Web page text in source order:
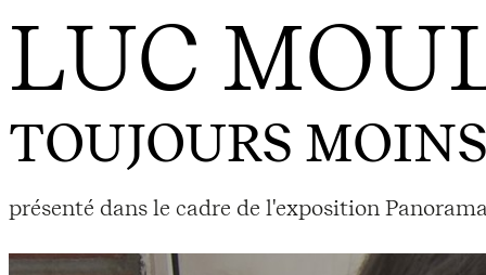
LUC
TOUJOURS MOINS
présenté dans le cadre de l'exposition